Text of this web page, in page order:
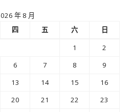
年 8 月
四 五 六
日
1
2
6 7 8
9
13 14 15
16
20 21 22
23